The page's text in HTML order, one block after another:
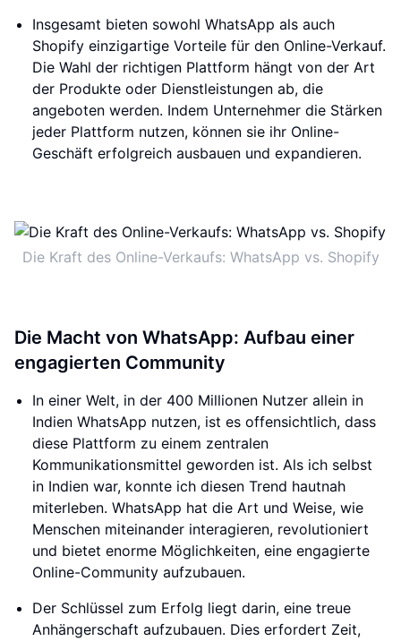
Insgesamt bieten sowohl WhatsApp als auch
Shopify einzigartige Vorteile für den Online-Verkauf.
Die Wahl der richtigen Plattform hängt von der Art
der Produkte oder Dienstleistungen ab, die
angeboten werden. Indem Unternehmer die Stärken
jeder Plattform nutzen, können sie ihr Online-
Geschäft erfolgreich ausbauen und expandieren.
Die Kraft des Online-Verkaufs: WhatsApp vs. Shopify
Die Macht von WhatsApp: Aufbau einer
engagierten Community
In einer Welt, in der 400 Millionen Nutzer allein in
Indien WhatsApp nutzen, ist es offensichtlich, dass
diese Plattform zu einem zentralen
Kommunikationsmittel geworden ist. Als ich selbst
in Indien war, konnte ich diesen Trend hautnah
miterleben. WhatsApp hat die Art und Weise, wie
Menschen miteinander interagieren, revolutioniert
und bietet enorme Möglichkeiten, eine engagierte
Online-Community aufzubauen.
Der Schlüssel zum Erfolg liegt darin, eine treue
Anhängerschaft aufzubauen. Dies erfordert Zeit,